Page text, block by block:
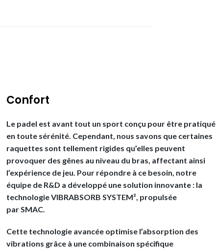
Confort
Le padel est avant tout un sport conçu pour être pratiqué
en toute sérénité. Cependant, nous savons que certaines
raquettes sont tellement rigides qu’elles peuvent
provoquer des gênes au niveau du bras, affectant ainsi
l’expérience de jeu. Pour répondre à ce besoin, notre
équipe de R&D a développé une solution innovante : la
technologieVIBRABSORB SYSTEM², propulsée
parSMAC.
Cette technologie avancée optimise l’absorption des
vibrations grâce à une combinaison spécifique